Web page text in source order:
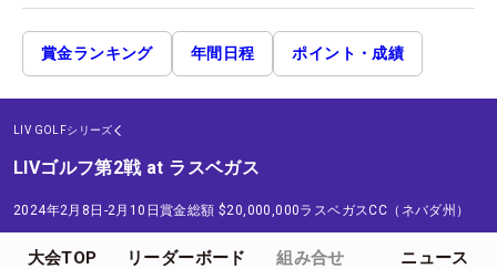
賞金ランキング 年間日程 ポイント・成績
LIV GOLFシリーズ
LIVゴルフ第2戦 at ラスベガス
2024年2月8日-2月10日賞金総額 $20,000,000ラスベガスCC（ネバダ州）
大会TOP リーダーボード 組み合せ ニュース